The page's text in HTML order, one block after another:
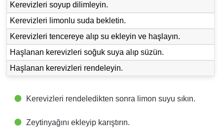
Kerevizleri soyup dilimleyin.
Kerevizleri limonlu suda bekletin.
Kerevizleri tencereye alıp su ekleyin ve haşlayın.
Haşlanan kerevizleri soğuk suya alıp süzün.
Haşlanan kerevizleri rendeleyin.
Kerevizleri rendeledikten sonra limon suyu sıkın.
Zeytinyağını ekleyip karıştırın.